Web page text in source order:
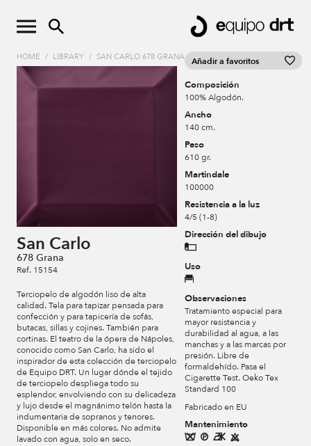
HOME / LIBRARY / SAN CARLO 678 GRANA
San Carlo
678 Grana
Ref. 15154
Terciopelo de algodón liso de alta
calidad. Tela para tapizar pensada para
confección y para tapicería de sofás,
butacas, sillas y cojines. También para
cortinas. El teatro de la ópera de Nápoles,
conocido como San Carlo, ha sido el
inspirador de esta colección de terciopelo
de Equipo DRT. Un lugar dónde el tejido
de terciopelo despliega todo su
esplendor, envolviendo con su delicadeza
y lujo desde el magnánimo telón hasta la
indumentaria de sopranos y tenores.
Disponible en más colores. No admite
lavado con agua, solo en seco.
Añadir a favoritos
Composición
100% Algodón.
Ancho
140 cm.
Peso
610 gr.
Martindale
100000
Resistencia a la luz
4/5 (1-8)
Dirección del dibujo
Uso
Observaciones
Tratamiento especial para
mayor resistencia y
durabilidad al agua, a las
manchas y a las marcas por
presión. Libre de
formaldehído. Pasa el
Cigarette Test. Oeko Tex
Standard 100
Fabricado en EU
Mantenimiento